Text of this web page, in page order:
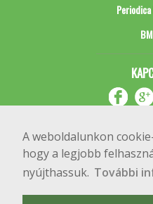
A weboldalunkon
hogy a legjobb
nyújthassuk. További